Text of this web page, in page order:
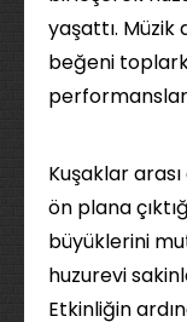
yaşattı. Müzik
beğeni
performanslar
Kuşaklar
ön plana
büyüklerini
huzurevi
Etkinliğin